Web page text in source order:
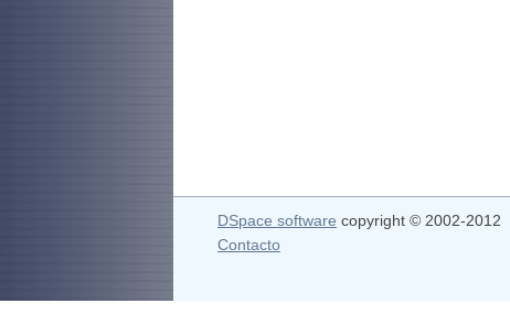
DSpace software copyright © 2002-2012
Contacto